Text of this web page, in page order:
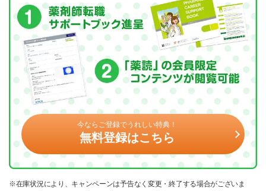
今ならご登録でうれしい特典！
無料登録はこちら
※在庫状況により、キャンペーンは予告なく変更・終了する場合がございま